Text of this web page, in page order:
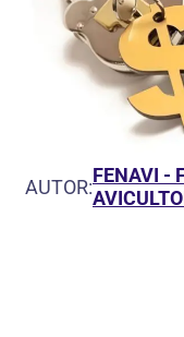
AUTOR:FENAVI -